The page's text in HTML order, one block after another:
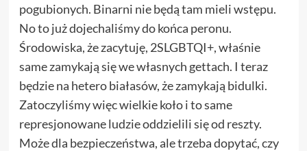
pogubionych. Binarni nie będą tam mieli wstępu.
No to już dojechaliśmy do końca peronu.
Środowiska, że zacytuję, 2SLGBTQI+, właśnie
same zamykają się we własnych gettach. I teraz
będzie na hetero białasów, że zamykają bidulki.
Zatoczyliśmy więc wielkie koło i to same
represjonowane ludzie oddzielili się od reszty.
Może dla bezpieczeństwa, ale trzeba dopytać, czy